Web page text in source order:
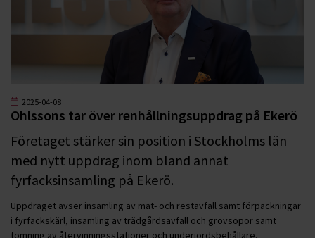
2025-04-08
Ohlssons tar över renhållningsuppdrag på Ekerö
Företaget stärker sin position i Stockholms län
med nytt uppdrag inom bland annat
fyrfacksinsamling på Ekerö.
Uppdraget avser insamling av mat- och restavfall samt förpackningar
i fyrfackskärl, insamling av trädgårdsavfall och grovsopor samt
tömning av återvinningsstationer och underjordsbehållare.